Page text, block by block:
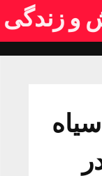
و زندگی
پرسپولیس 3 – 2 سیاه